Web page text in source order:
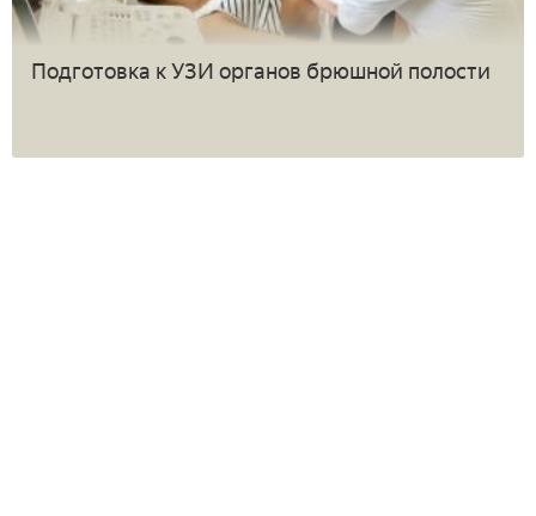
Подготовка к УЗИ органов брюшной полости